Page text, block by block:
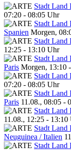
Stadt Land
07:20 - 08:05 Uhr
Stadt Land
Spanien Morgen,
Stadt Land
12:25 - 13:10 Uhr
Stadt
Paris Morgen, 13:10
Stadt Land
07:20 - 08:05 Uhr
Stadt
Paris 11.08., 08:05 -
Stadt Land
11.08., 12:25 - 13:10
Stadt Land
Neuguinea / Italien
Stadt Land